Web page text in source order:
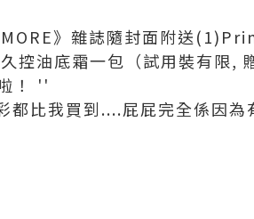
》雜誌隨封面附送
油底霜一包（試用裝有限,
！ ''
都比我買到....屁屁完全係因